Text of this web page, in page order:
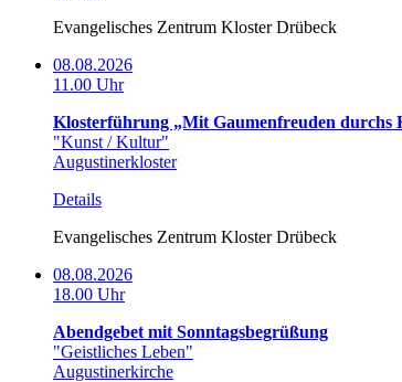
Evangelisches Zentrum Kloster Drübeck
08.08.2026
11.00 Uhr
Klosterführung „Mit Gaumenfreuden durchs
"Kunst / Kultur"
Augustinerkloster
Details
Evangelisches Zentrum Kloster Drübeck
08.08.2026
18.00 Uhr
Abendgebet mit Sonntagsbegrüßung
"Geistliches Leben"
Augustinerkirche